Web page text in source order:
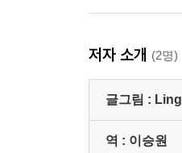
저자 소개 (2명)
글그림 : Ling
역 : 이승원